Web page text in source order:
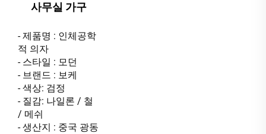
사무실 가구
- 제품명 : 인체공학
적 의자
- 스타일 : 모던
- 브랜드 : 보케
- 색상: 검정
- 질감: 나일론 / 철
/ 메쉬
- 생산지 : 중국 광동